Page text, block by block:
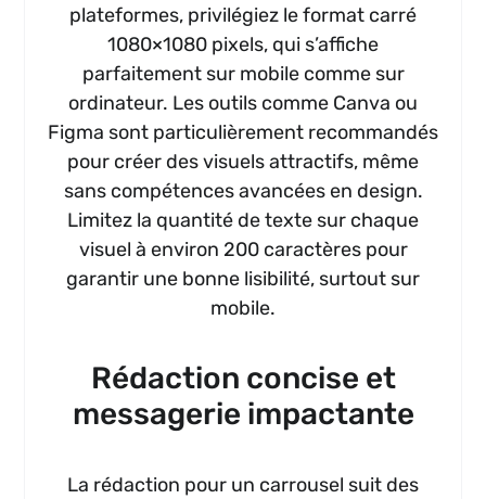
plateformes, privilégiez le format carré
1080×1080 pixels, qui s’affiche
parfaitement sur mobile comme sur
ordinateur. Les outils comme Canva ou
Figma sont particulièrement recommandés
pour créer des visuels attractifs, même
sans compétences avancées en design.
Limitez la quantité de texte sur chaque
visuel à environ 200 caractères pour
garantir une bonne lisibilité, surtout sur
mobile.
Rédaction concise et
messagerie impactante
La rédaction pour un carrousel suit des